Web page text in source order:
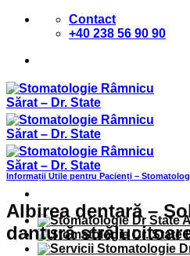
Sari
Contact
+40 238 56 90 90
Informații Utile pentru Pacienți –
Albirea dentară –
dantură